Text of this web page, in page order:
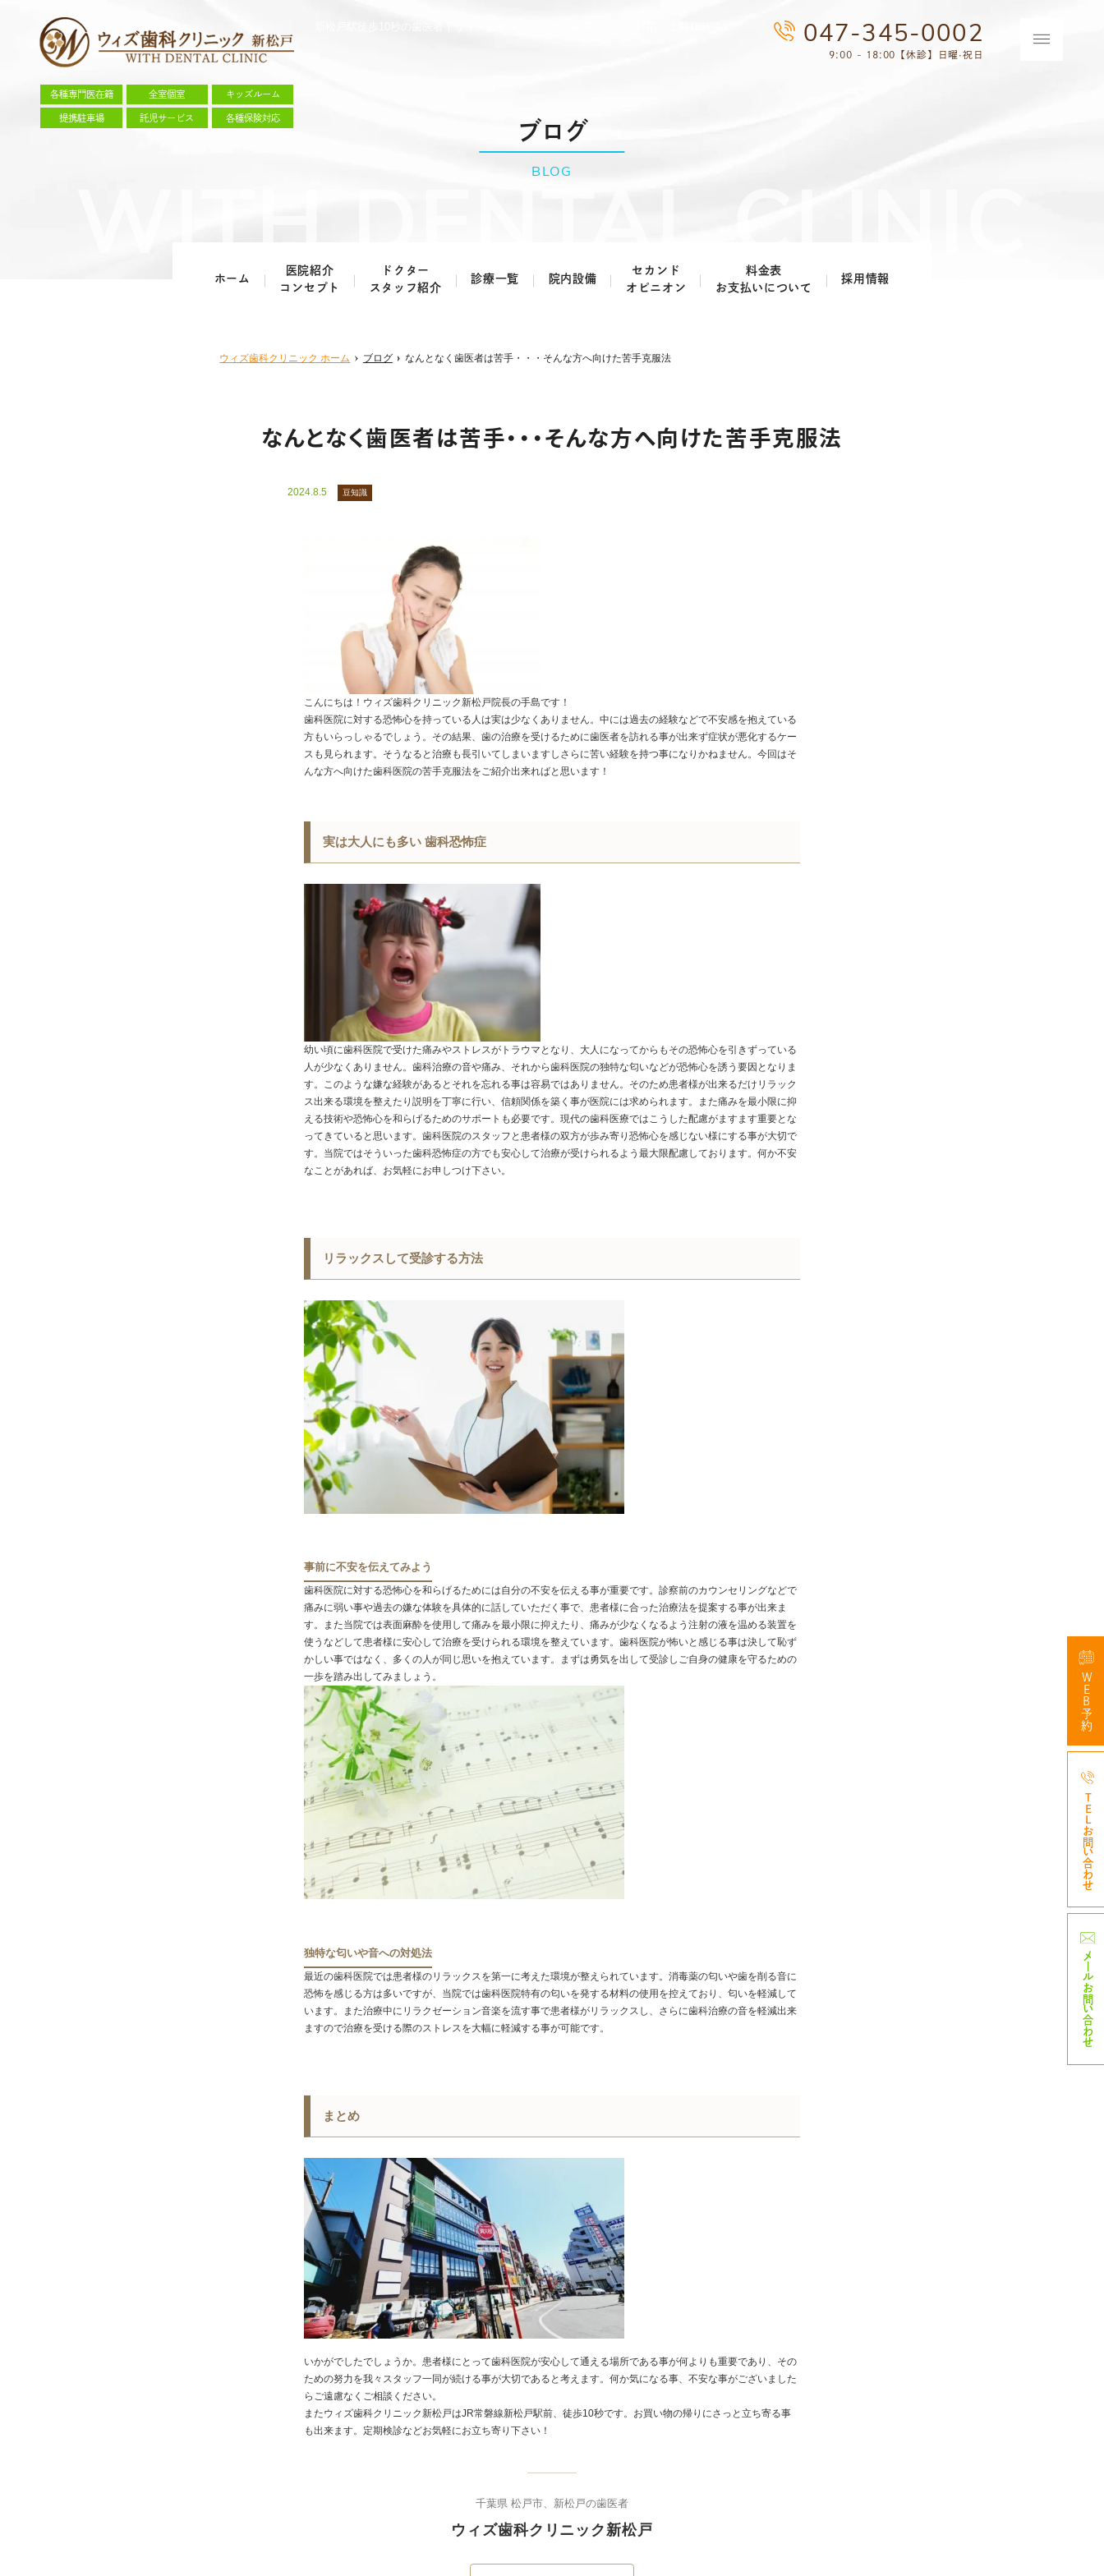
各種専門医在籍 全室個室 キッズルーム
提携駐車場 託児サービス 各種保険対応
047-345-0002
9:00 - 18:00【休診】日曜·祝日
ブログ
BLOG
ホーム
医院紹介
コンセプト
ドクター
スタッフ紹介
診療一覧
予防歯科 小児歯科
審美治療・セラミック ホワイトニング
院内設備
セカンド
オピニオン
料金表
お支払いについて
採用情報
ウィズ歯科クリニック ホーム ブログ なんとなく歯医者は苦手・・・そんな方へ向けた苦手克服法
なんとなく歯医者は苦手・・・そんな方へ向けた苦手克服法
2024.8.5 豆知識
こんにちは！ウィズ歯科クリニック新松戸院長の手島です！
歯科医院に対する恐怖心を持っている人は実は少なくありません。中には過去の経験などで不安感を抱えている
方もいらっしゃるでしょう。その結果、歯の治療を受けるために歯医者を訪れる事が出来ず症状が悪化するケー
スも見られます。そうなると治療も長引いてしまいますしさらに苦い経験を持つ事になりかねません。今回はそ
んな方へ向けた歯科医院の苦手克服法をご紹介出来ればと思います！
実は大人にも多い 歯科恐怖症
幼い頃に歯科医院で受けた痛みやストレスがトラウマとなり、大人になってからもその恐怖心を引きずっている
人が少なくありません。歯科治療の音や痛み、それから歯科医院の独特な匂いなどが恐怖心を誘う要因となりま
す。このような嫌な経験があるとそれを忘れる事は容易ではありません。そのため患者様が出来るだけリラック
ス出来る環境を整えたり説明を丁寧に行い、信頼関係を築く事が医院には求められます。また痛みを最小限に抑
える技術や恐怖心を和らげるためのサポートも必要です。現代の歯科医療ではこうした配慮がますます重要とな
ってきていると思います。歯科医院のスタッフと患者様の双方が歩み寄り恐怖心を感じない様にする事が大切で
す。当院ではそういった歯科恐怖症の方でも安心して治療が受けられるよう最大限配慮しております。何か不安
なことがあれば、お気軽にお申しつけ下さい。
リラックスして受診する方法
事前に不安を伝えてみよう
歯科医院に対する恐怖心を和らげるためには自分の不安を伝える事が重要です。診察前のカウンセリングなどで
痛みに弱い事や過去の嫌な体験を具体的に話していただく事で、患者様に合った治療法を提案する事が出来ま
す。また当院では表面麻酔を使用して痛みを最小限に抑えたり、痛みが少なくなるよう注射の液を温める装置を
使うなどして患者様に安心して治療を受けられる環境を整えています。歯科医院が怖いと感じる事は決して恥ず
かしい事ではなく、多くの人が同じ思いを抱えています。まずは勇気を出して受診しご自身の健康を守るための
一歩を踏み出してみましょう。
独特な匂いや音への対処法
最近の歯科医院では患者様のリラックスを第一に考えた環境が整えられています。消毒薬の匂いや歯を削る音に
恐怖を感じる方は多いですが、当院では歯科医院特有の匂いを発する材料の使用を控えており、匂いを軽減して
います。また治療中にリラクゼーション音楽を流す事で患者様がリラックスし、さらに歯科治療の音を軽減出来
ますので治療を受ける際のストレスを大幅に軽減する事が可能です。
まとめ
いかがでしたでしょうか。患者様にとって歯科医院が安心して通える場所である事が何よりも重要であり、その
ための努力を我々スタッフ一同が続ける事が大切であると考えます。何か気になる事、不安な事がございました
らご遠慮なくご相談ください。
またウィズ歯科クリニック新松戸はJR常磐線新松戸駅前、徒歩10秒です。お買い物の帰りにさっと立ち寄る事
も出来ます。定期検診などお気軽にお立ち寄り下さい！
千葉県 松戸市、新松戸の歯医者
ウィズ歯科クリニック新松戸
WEB予約
047-
TELお問い合わせ
メール
お問い合わせ